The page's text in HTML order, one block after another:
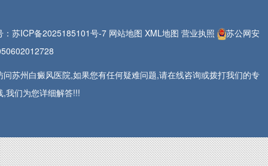
：苏ICP备2025185101号-7 网站地图 XML地图 营业执照
苏公网安
问苏州白癜风医院,如果您有任何疑难问题,请在线咨询或拨打我们的专
,我们为您详细解答!!!